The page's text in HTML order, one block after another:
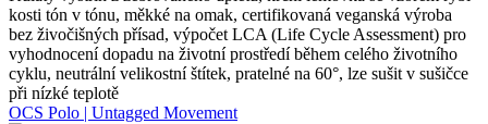
kosti tón v tónu, měkké na omak, certifikovaná veganská výroba
bez živočišných přísad, výpočet LCA (Life Cycle Assessment) pro
vyhodnocení dopadu na životní prostředí během celého životního
cyklu, neutrální velikostní štítek, pratelné na 60°, lze sušit v sušičce
při nízké teplotě
OCS Polo | Untagged Movement